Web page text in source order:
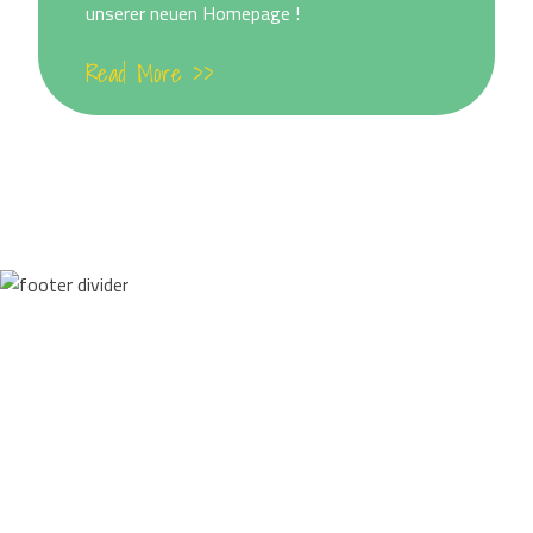
unserer neuen Homepage !
Read More >>